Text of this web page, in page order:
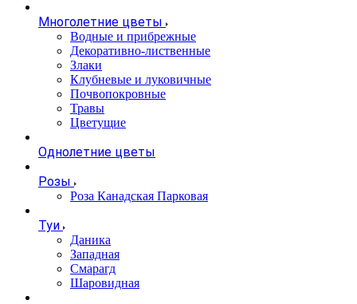
Многолетние цветы
Водные и прибрежные
Декоративно-лиственные
Злаки
Клубневые и луковичные
Почвопокровные
Травы
Цветущие
Однолетние цветы
Розы
Роза Канадская Парковая
Туи
Даника
Западная
Смарагд
Шаровидная